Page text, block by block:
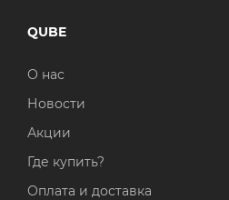
QUBE
О нас
Новости
Акции
Где купить?
Оплата и доставка